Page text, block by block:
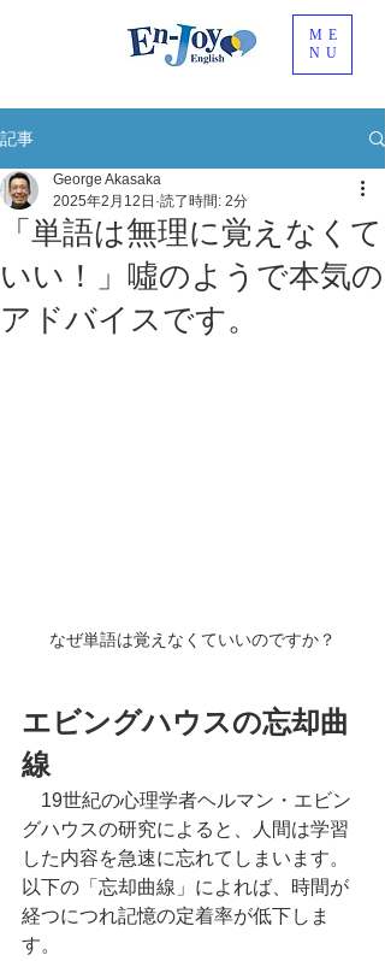
ME
NU
記事
「単語は無理に覚えなくて
いい！」噓のようで本気の
アドバイスです。
George Akasaka
2025年2月12日 読了時間: 2分
なぜ単語は覚えなくていいのですか？
エビングハウスの忘却曲
線
19世紀の心理学者ヘルマン・エビン
グハウスの研究によると、人間は学習
した内容を急速に忘れてしまいます。
以下の「忘却曲線」によれば、時間が
経つにつれ記憶の定着率が低下しま
す。